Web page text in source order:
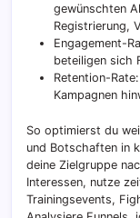
gewünschten
Registrierung,
Engagement-
beteiligen sich
Retention-
Kampagnen
So optimierst du
und Botschaften in
deine Zielgruppe
Interessen, nutze
Trainingsevents,